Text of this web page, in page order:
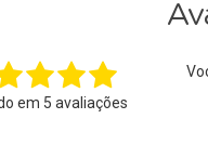
em 5 avaliações